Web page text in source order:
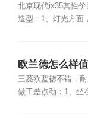
北京现代ix35其性
造型：1、灯光方面
欧兰德怎么样
三菱欧蓝德不错，
做工差点劲：1、坐